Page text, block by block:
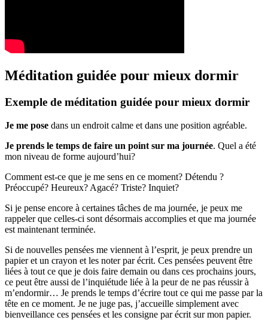
Méditation guidée pour mieux dormir
Exemple de méditation guidée pour mieux dormir
Je me pose dans un endroit calme et dans une position agréable.
Je prends le temps de faire un point sur ma journée. Quel a été
mon niveau de forme aujourd’hui?
Comment est-ce que je me sens en ce moment? Détendu ?
Préoccupé? Heureux? Agacé? Triste? Inquiet?
Si je pense encore à certaines tâches de ma journée, je peux me
rappeler que celles-ci sont désormais accomplies et que ma journée
est maintenant terminée.
Si de nouvelles pensées me viennent à l’esprit, je peux prendre un
papier et un crayon et les noter par écrit. Ces pensées peuvent être
liées à tout ce que je dois faire demain ou dans ces prochains jours,
ce peut être aussi de l’inquiétude liée à la peur de ne pas réussir à
m’endormir… Je prends le temps d’écrire tout ce qui me passe par la
tête en ce moment. Je ne juge pas, j’accueille simplement avec
bienveillance ces pensées et les consigne par écrit sur mon papier.